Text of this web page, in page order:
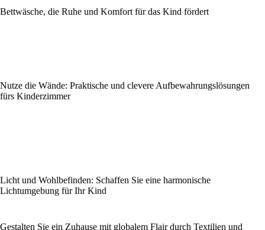
Bettwäsche, die Ruhe und Komfort für das Kind fördert
Nutze die Wände: Praktische und clevere Aufbewahrungslösungen
fürs Kinderzimmer
Licht und Wohlbefinden: Schaffen Sie eine harmonische
Lichtumgebung für Ihr Kind
Gestalten Sie ein Zuhause mit globalem Flair durch Textilien und